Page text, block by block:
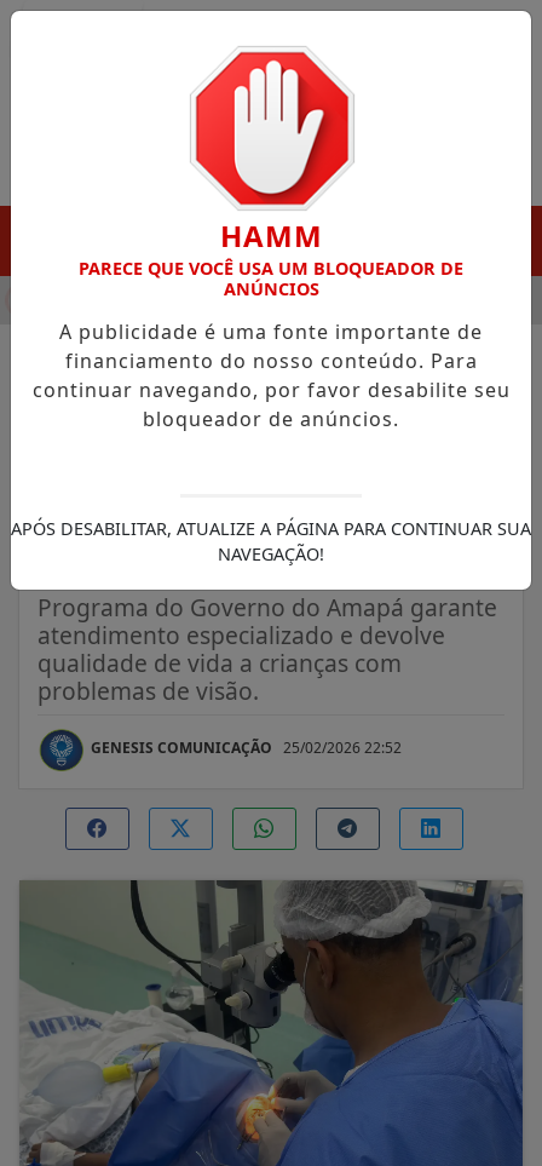
EM PORTO GRANDE COM ATUAÇÃO VOLTADA AO
NOTÍCIAS/GOVERNO DO AMAPÁ
Mais Visão realiza cirurgias de
acesso à saúde ocular infantil
Programa do Governo do Amapá garante
atendimento especializado e devolve
qualidade de vida a crianças com
problemas de visão.
GENESIS COMUNICAÇÃO 25/02/2026 22:52
HAMM
PARECE QUE VOCÊ USA UM BLOQUEADOR DE
ANÚNCIOS
A publicidade é uma fonte importante de
financiamento do nosso conteúdo. Para
continuar navegando, por favor desabilite seu
bloqueador de anúncios.
APÓS DESABILITAR, ATUALIZE A PÁGINA PARA CONTINUAR SUA
NAVEGAÇÃO!